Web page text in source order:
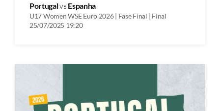
Portugalvs Espanha
U17 Women WSE Euro 2026 | Fase Final | Final
25/07/2025 19:20